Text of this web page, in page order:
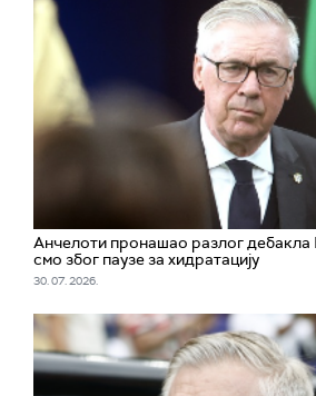
Анчелоти пронашао разлог дебакла
смо због паузе за хидратацију
30. 07. 2026.